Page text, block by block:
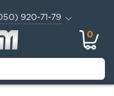
920-71-79
0